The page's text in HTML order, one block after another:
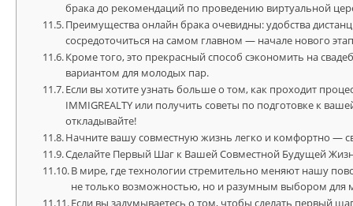
брака до рекомендаций по проведению виртуальной
Преимущества онлайн брака очевидны: удобства
сосредоточиться на самом главном — начале нового
Кроме того, это прекрасный способ сэкономить на
вариантом для молодых пар.
Если вы хотите узнать больше о том, как проходит
IMMIGREALTY или получить советы по подготовке к
откладывайте!
Начните вашу совместную жизнь легко и комфортно —
Сделайте Первый Шаг к Вашей Совместной Будущей
В мире, где технологии стремительно меняют нашу
не только возможностью, но и разумным выбором для
Если вы задумываетесь о том, чтобы сделать первый